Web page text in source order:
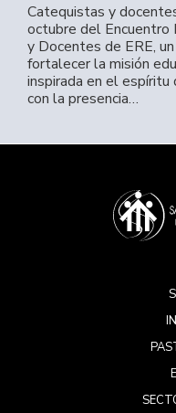
Catequistas y
octubre del
y Docentes de ERE,
fortalecer la misión
inspirada en el espíritu
con la presencia…